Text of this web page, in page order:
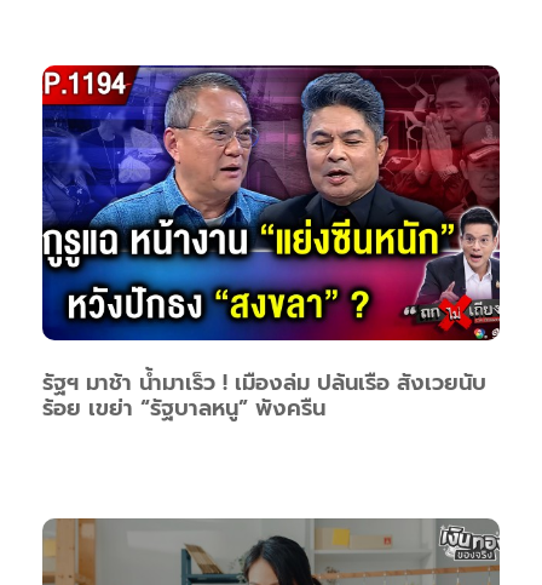
รัฐฯ มาช้า น้ำมาเร็ว ! เมืองล่ม ปล้นเรือ สังเวยนับ
ร้อย เขย่า “รัฐบาลหนู” พังครืน